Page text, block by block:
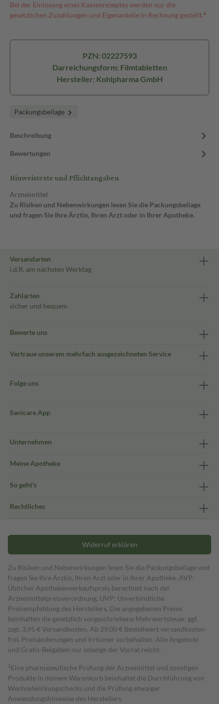
Bei der Einlösung eines Kassenrezeptes werden nur die
gesetzlichen Zuzahlungen und Eigenanteile in Rechnung gestellt.⁴
PZN: 02227593
Darreichungsform: Filmtabletten
Hersteller: Kohlpharma GmbH
Packungsbeilage
Beschreibung
Bewertungen
Hinweistexte und Pflichtangaben
Arzneimittel
Zu Risiken und Nebenwirkungen lesen Sie die Packungsbeilage
und fragen Sie Ihre Ärztin, Ihren Arzt oder in Ihrer Apotheke.
Versandarten
i.d.R. am nächsten Werktag
Zahlarten
sicher und bequem
Bewerte uns
Vertraue unserem mehrfach ausgezeichneten Service
Folge uns
Sanicare App
Unternehmen
Meine Apotheke
So geht's
Rechtliches
Widerruf erklären
Zu Risiken und Nebenwirkungen lesen Sie die Packungsbeilage und
fragen Sie Ihre Ärztin, Ihren Arzt oder in Ihrer Apotheke. AVP:
Üblicher Apothekenverkaufspreis berechnet nach der
Arzneimittelpreisverordnung. UVP: Unverbindliche
Preisempfehlung des Herstellers. Die angegebenen Preise
beinhalten die gesetzlich vorgeschriebene Mehrwertsteuer, ggf.
zzgl. 3,95 € Versandkosten. Ab 29,00 € Bestell­wert versand­kosten­
frei. Preisänderungen und Irrtümer vorbehalten. Alle Angebote
und Gratis-Beigaben nur solange der Vorrat reicht.
1 Eine pharmazeutische Prüfung der Arzneimittel und sonstigen
Produkte in deinem Warenkorb beinhaltet die Durchführung von
Wechselwirkungschecks und die Prüfung etwaiger
Anwendungshinweise des Herstellers.